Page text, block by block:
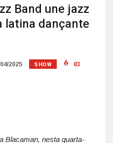
Band une jazz
latina dançante
2025 SHOW 83
Blacaman, nesta quarta-